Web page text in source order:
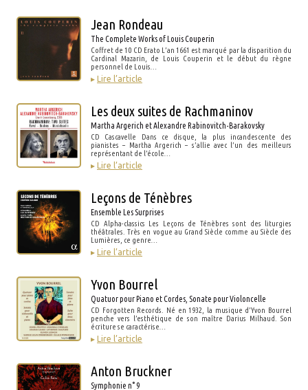
Jean Rondeau
The Complete Works of Louis Couperin
Coffret de 10 CD Erato L’an 1661 est marqué par la disparition du
Cardinal Mazarin, de Louis Couperin et le début du règne
personnel de Louis…
▸ Lire l’article
Les deux suites de Rachmaninov
Martha Argerich et Alexandre Rabinovitch-Barakovsky
CD Cascavelle Dans ce disque, la plus incandescente des
pianistes – Martha Argerich – s’allie avec l’un des meilleurs
représentant de l’école…
▸ Lire l’article
Leçons de Ténèbres
Ensemble Les Surprises
CD Alpha-classics Les Leçons de Ténèbres sont des liturgies
théâtrales. Très en vogue au Grand Siècle comme au Siècle des
Lumières, ce genre…
▸ Lire l’article
Yvon Bourrel
Quatuor pour Piano et Cordes, Sonate pour Violoncelle
CD Forgotten Records. Né en 1932, la musique d’Yvon Bourrel
penche vers l’esthétique de son maître Darius Milhaud. Son
écriture se caractérise…
▸ Lire l’article
Anton Bruckner
Symphonie n° 9